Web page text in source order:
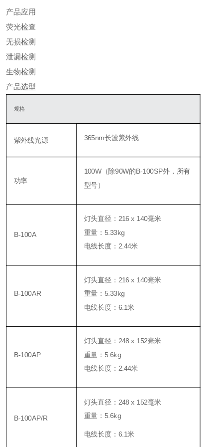
产品应用
荧光检查
无损检测
泄漏检测
生物检测
产品选型
规格
紫外线光源 365nm长波紫外线
功率
100W（除90W的B-100SP外，所有
型号）
B-100A
灯头直径：216 x 140毫米
重量：5.33kg
电线长度：2.44米
B-100AR
灯头直径： 216 x 140毫米
重量：5.33kg
电线长度： 6.1米
B-100AP
灯头直径： 248 x 152毫米
重量：5.6kg
电线长度：2.44米
B-100AP/R
灯头直径： 248 x 152毫米
重量：5.6kg
电线长度： 6.1米